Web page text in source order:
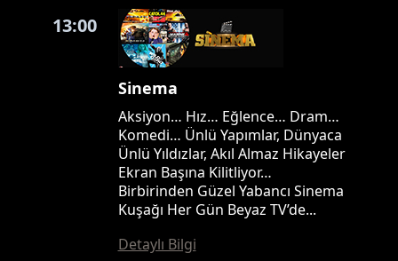
13:00
Sinema
Aksiyon… Hız… Eğlence… Dram…
Komedi… Ünlü Yapımlar, Dünyaca
Ünlü Yıldızlar, Akıl Almaz Hikayeler
Ekran Başına Kilitliyor…
Birbirinden Güzel Yabancı Sinema
Kuşağı Her Gün Beyaz TV’de...
Detaylı Bilgi